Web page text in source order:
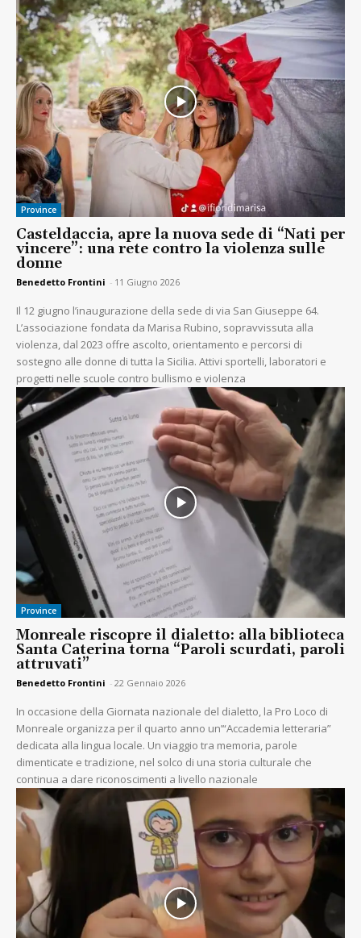
Province
Casteldaccia, apre la nuova sede di “Nati per
vincere”: una rete contro la violenza sulle
donne
Benedetto Frontini - 11 Giugno 2026
Il 12 giugno l’inaugurazione della sede di via San Giuseppe 64.
L’associazione fondata da Marisa Rubino, sopravvissuta alla
violenza, dal 2023 offre ascolto, orientamento e percorsi di
sostegno alle donne di tutta la Sicilia. Attivi sportelli, laboratori e
progetti nelle scuole contro bullismo e violenza
Province
Monreale riscopre il dialetto: alla biblioteca
Santa Caterina torna “Paroli scurdati, paroli
attruvati”
Benedetto Frontini - 22 Gennaio 2026
In occasione della Giornata nazionale del dialetto, la Pro Loco di
Monreale organizza per il quarto anno un’“Accademia letteraria”
dedicata alla lingua locale. Un viaggio tra memoria, parole
dimenticate e tradizione, nel solco di una storia culturale che
continua a dare riconoscimenti a livello nazionale